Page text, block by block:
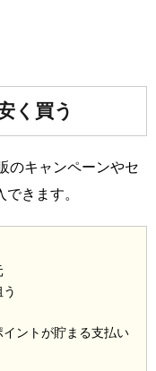
く買う
のキャンペーンやセ
きます。
イントが貯まる支払い